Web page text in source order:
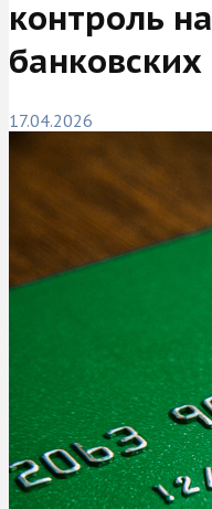
контроль
17.04.2026